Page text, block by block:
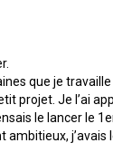
que je
projet. Je l’ai
le lancer le
ambitieux, j’avais